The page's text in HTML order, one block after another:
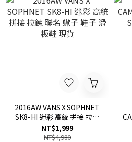
2016AW VANS X SOPHNET
SK8-HI 迷彩 高統 拼接 拉鍊
聯名 蠍子 鞋子 滑板鞋 現貨
NT$1,999
NT$4,980